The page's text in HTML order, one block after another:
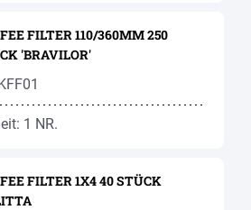
FILTER 110/360MM 250
'BRAVILOR'
1 NR.
FILTER 1X4 40 STÜCK